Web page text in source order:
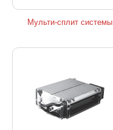
Мульти-сплит системы